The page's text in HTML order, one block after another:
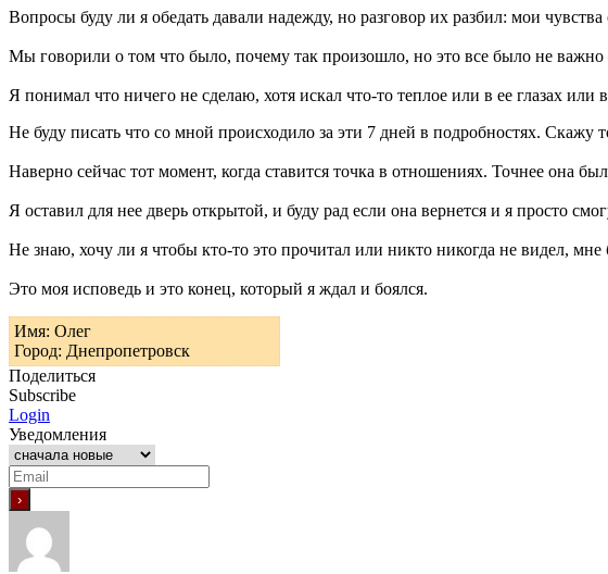
Вопросы буду ли я обедать давали надежду, но разговор их разбил: мои
Мы говорили о том что было, почему так произошло, но это все было не важно
Я понимал что ничего не сделаю, хотя искал что-то теплое или в ее глазах
Не буду писать что со мной происходило за эти 7 дней в подробностях. Скажу
Наверно сейчас тот момент, когда ставится точка в отношениях. Точнее она
Я оставил для нее дверь открытой, и буду рад если она вернется и я просто
Не знаю, хочу ли я чтобы кто-то это прочитал или никто никогда не видел, мне
Это моя исповедь и это конец, который я ждал и боялся.
Имя: Олег
Город: Днепропетровск
Поделиться
Subscribe
Login
Уведомления